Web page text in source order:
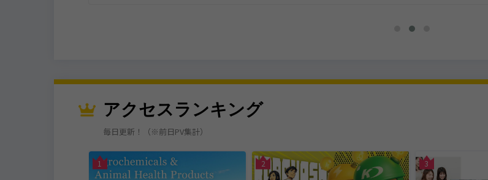
た施設の改装や拡充も進めていきます。タイトルを入力
アクセスランキング
毎日更新！（※前日PV集計）
1 2 3